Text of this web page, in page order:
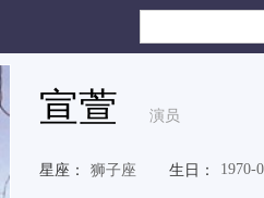
宣萱 演员
星座： 狮子座 生日： 1970-